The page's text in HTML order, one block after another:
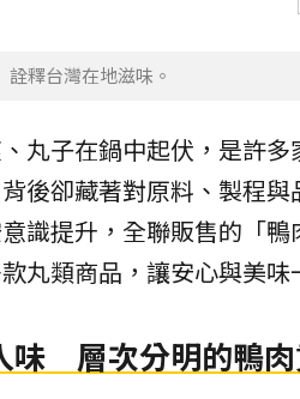
釋台灣在地滋味。
丸子在鍋中起伏，是許
後卻藏著對原料、製程
識提升， 全聯販售的「鴨
丸類商品，讓安心與美味
味 層次分明的鴨